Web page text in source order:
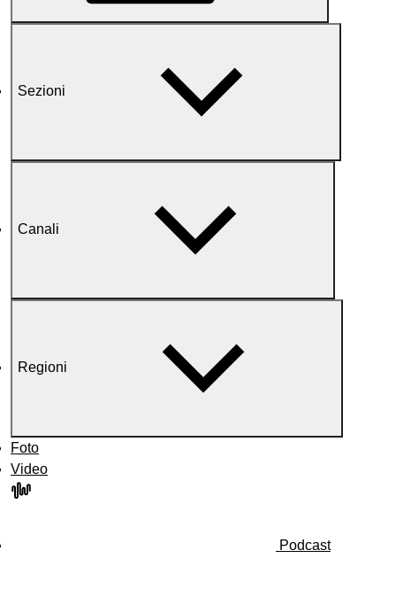
Sezioni
Canali
Regioni
Foto
Video
Podcast